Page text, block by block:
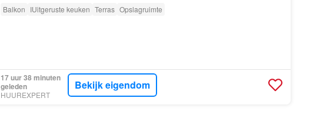
Balkon IUitgeruste keuken Terras Opslagruimte
17 uur 38 minuten
geleden
HUUREXPERT
Bekijk eigendom